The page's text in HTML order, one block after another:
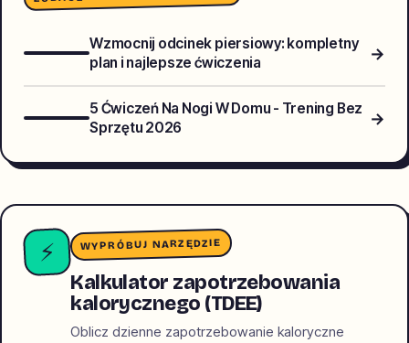
Wzmocnij odcinek piersiowy: kompletny
plan i najlepsze ćwiczenia
→
5 Ćwiczeń Na Nogi W Domu - Trening Bez
Sprzętu 2026
→
⚡ WYPRÓBUJ NARZĘDZIE
Kalkulator zapotrzebowania
kalorycznego (TDEE)
Oblicz dzienne zapotrzebowanie kaloryczne